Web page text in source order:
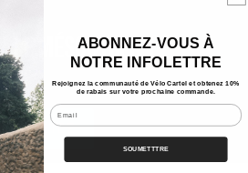
le mésocycle 1
ACHETEZ
ABONNEZ-VOUS À
NOTRE INFOLETTRE
Rejoignez la communauté de Vélo Cartel et obtenez 10%
de rabais sur votre prochaine commande.
Email
SOUMETTTRE